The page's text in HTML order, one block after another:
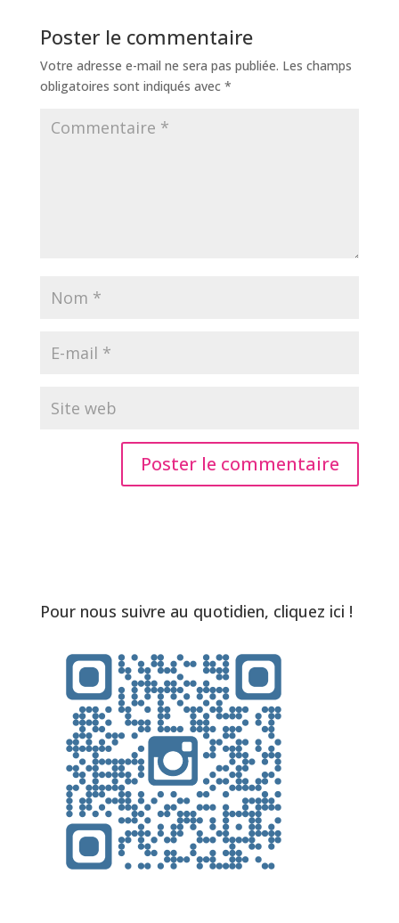
Poster le commentaire
Votre adresse e-mail ne sera pas publiée. Les champs
obligatoires sont indiqués avec *
Pour nous suivre au quotidien, cliquez ici !